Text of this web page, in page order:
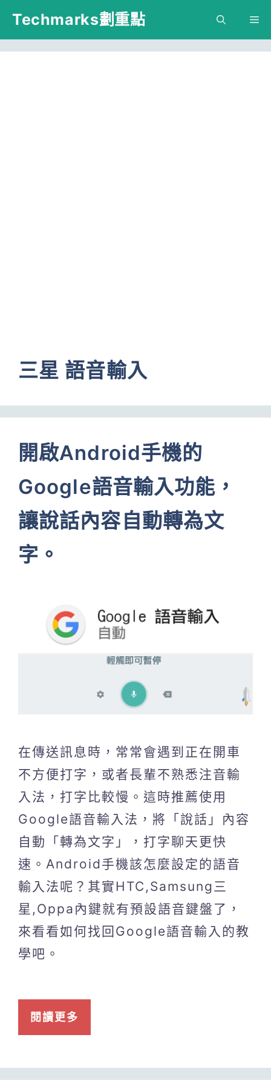
跳
主
Techmarks劃重點
三星 語音輸入
開啟Android手機的
Google語音輸入功能，
讓說話內容自動轉為文
字。
在傳送訊息時，常常會遇到正在開車
不方便打字，或者長輩不熟悉注音輸
入法，打字比較慢。這時推薦使用
Google語音輸入法，將「說話」內容
自動「轉為文字」，打字聊天更快
速。Android手機該怎麼設定的語音
輸入法呢？其實HTC,Samsung三
星,Oppa內鍵就有預設語音鍵盤了，
來看看如何找回Google語音輸入的教
學吧。
閱讀更多